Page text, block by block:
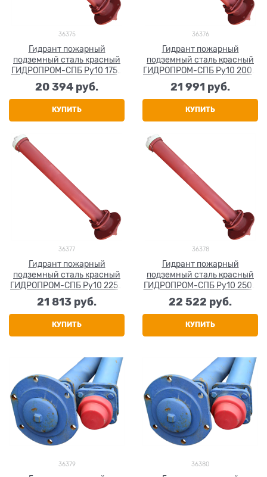
36375
Гидрант пожарный
подземный сталь красный
ГИДРОПРОМ-СПБ Ру10 1750
мм
20 394 руб.
КУПИТЬ
36376
Гидрант пожарный
подземный сталь красный
ГИДРОПРОМ-СПБ Ру10 2000
мм
21 991 руб.
КУПИТЬ
36377
Гидрант пожарный
подземный сталь красный
ГИДРОПРОМ-СПБ Ру10 2250
мм
21 813 руб.
КУПИТЬ
36378
Гидрант пожарный
подземный сталь красный
ГИДРОПРОМ-СПБ Ру10 2500
мм
22 522 руб.
КУПИТЬ
36379 36380